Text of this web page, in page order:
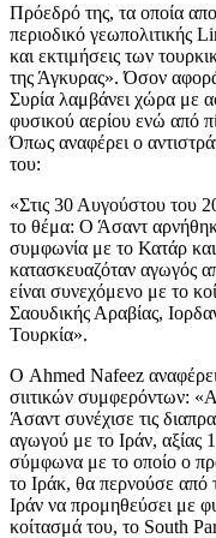
Πρόεδρό της, τα οποία
περιοδικό γεωπολιτικής
και εκτιμήσεις των
της Άγκυρας». Όσον
Συρία λαμβάνει χώρα με
φυσικού αερίου ενώ από
Όπως αναφέρει ο
του:
«Στις 30 Αυγούστου του
το θέμα: Ο Άσαντ
συμφωνία με το Κατάρ
κατασκευαζόταν αγωγός
είναι συνεχόμενο με το
Σαουδικής Αραβίας,
Τουρκία».
Ο Ahmed Nafeez
σιιτικών συμφερόντων:
Άσαντ συνέχισε τις
αγωγού με το Ιράν, αξίας
σύμφωνα με το οποίο ο
το Ιράκ, θα περνούσε από
Ιράν να προμηθεύσει με
κοίτασμά του, το South